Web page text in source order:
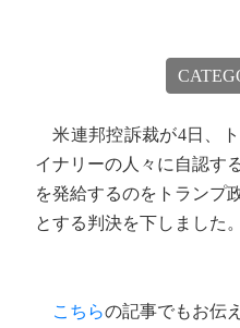
米連邦控訴裁が4日、
イナリーの人々に自認す
を発給するのをトランプ
とする判決を下しました。
こちらの記事でもお伝